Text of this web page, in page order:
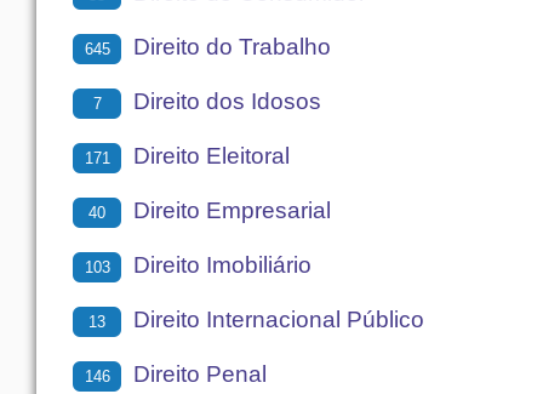
645 Direito do Trabalho
7 Direito dos Idosos
171 Direito Eleitoral
40 Direito Empresarial
103 Direito Imobiliário
13 Direito Internacional Público
146 Direito Penal